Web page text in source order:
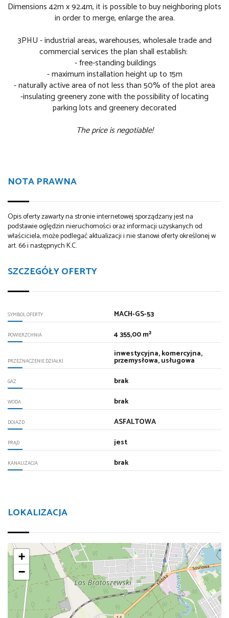
Dimensions 42m x 92.4m, it is possible to buy neighboring plots
in order to merge, enlarge the area.
3PHU - industrial areas, warehouses, wholesale trade and
commercial services the plan shall establish:
- free-standing buildings
- maximum installation height up to 15m
- naturally active area of not less than 50% of the plot area
-insulating greenery zone with the possibility of locating
parking lots and greenery decorated
The price is negotiable!
NOTA PRAWNA
Opis oferty zawarty na stronie internetowej sporządzany jest na
podstawie oględzin nieruchomości oraz informacji uzyskanych od
właściciela, może podlegać aktualizacji i nie stanowi oferty określonej w
art. 66 i następnych K.C.
SZCZEGÓŁY OFERTY
SYMBOL OFERTY MACH-GS-53
POWIERZCHNIA 4 355,00 m²
PRZEZNACZENIE DZIAŁKI
inwestycyjna, komercyjna,
przemysłowa, usługowa
GAZ brak
WODA brak
DOJAZD ASFALTOWA
PRĄD jest
KANALIZACJA brak
LOKALIZACJA
+
−